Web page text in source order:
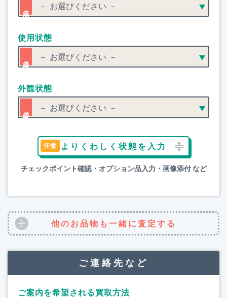
使用状態
外観状態
よりくわしく状態を入力
チェックポイント確認・オプション品入力・画像添付 など
他のお品物も一緒に査定する
ご連絡先など
ご案内を希望される買取方法